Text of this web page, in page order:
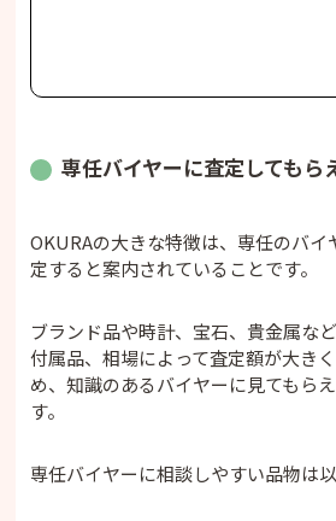
専任バイヤーに査定してもら
OKURAの大きな特徴は、専任のバ
定すると案内されていることです。
ブランド品や時計、宝石、貴金属な
付属品、相場によって査定額が大き
め、知識のあるバイヤーに見てもら
す。
専任バイヤーに相談しやすい品物は以